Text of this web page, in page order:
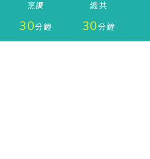
烹調
30分鐘
總共
30分鐘